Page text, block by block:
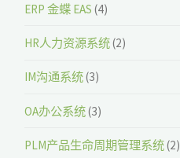
ERP 金蝶 EAS (4)
HR人力资源系统(2)
IM沟通系统(3)
OA办公系统(3)
PLM产品生命周期管理系统(2)